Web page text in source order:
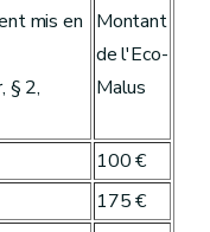
mis en
§ 2,
Montant
de l'Eco-
Malus
100 €
175 €